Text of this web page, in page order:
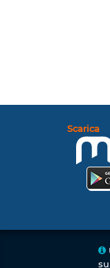
Scarica